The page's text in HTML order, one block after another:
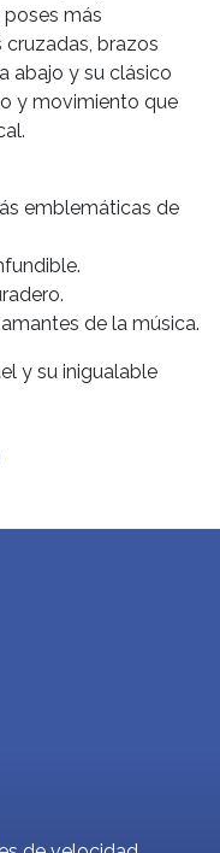
poses más
cruzadas, brazos
abajo y su clásico
y movimiento que
emblemáticas de
de la música.
y su inigualable